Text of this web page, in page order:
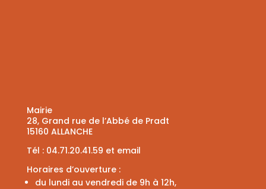
Mairie
28, Grand rue de l’Abbé de Pradt
15160 ALLANCHE
Tél : 04.71.20.41.59 et email
Horaires d’ouverture :
du lundi au vendredi de 9h à 12h,